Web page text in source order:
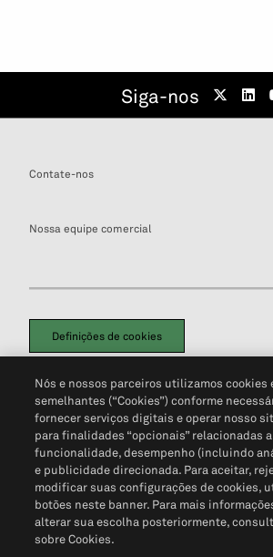
Siga-nos
Contate-nos
Nossa equipe comercial
Definições de cookies
Política de PrivacidadePortal de privacidade do
Não Venda Minhas Informações Pessoais© 2026
Nós e nossos parceiros utilizamos cookies
semelhantes (“Cookies”) conforme
fornecer serviços digitais e operar nosso
para finalidades “opcionais” relacionadas a
funcionalidade, desempenho (incluindo
e publicidade direcionada. Para aceitar,
modificar suas configurações de cookies,
botões neste banner. Para mais
alterar sua escolha posteriormente,
sobre Cookies.